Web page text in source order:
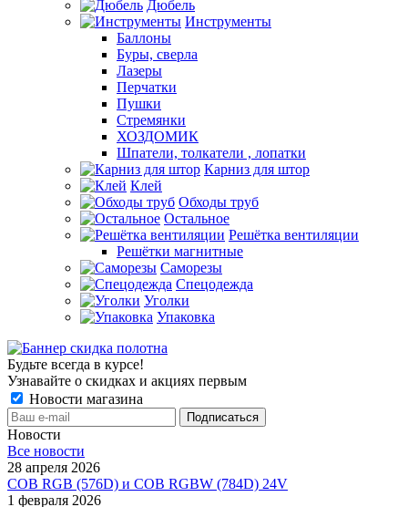
Дюбель
Инструменты
Баллоны
Буры, сверла
Лазеры
Перчатки
Пушки
Стремянки
ХОЗДОМИК
Шпатели, толкатели , лопатки
Карниз для штор
Клей
Обходы труб
Остальное
Решётка вентиляции
Решётки магнитные
Саморезы
Спецодежда
Уголки
Упаковка
Будьте всегда в курсе!
Узнавайте о скидках и акциях первым
Новости магазина
Новости
Все новости
28 апреля 2026
COB RGB (576D) и COB RGBW (784D) 24V
1 февраля 2026